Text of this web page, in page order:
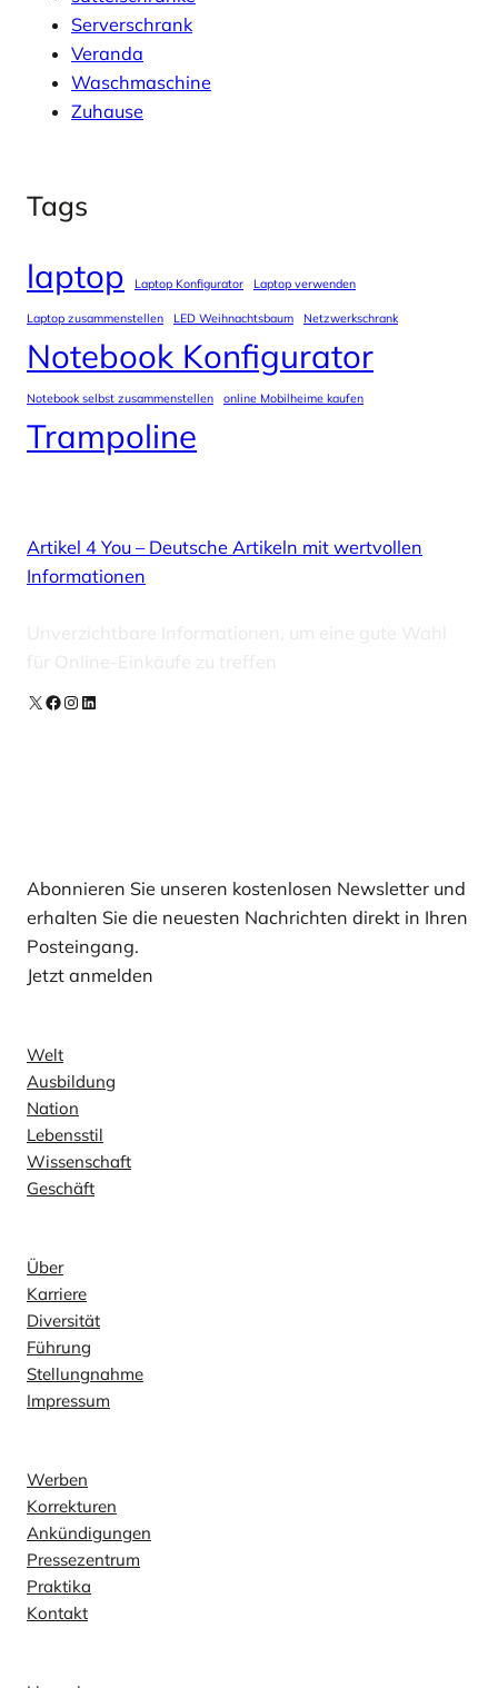
Serverschrank
Veranda
Waschmaschine
Zuhause
Tags
laptop Laptop Konfigurator Laptop verwenden
Laptop zusammenstellen LED Weihnachtsbaum Netzwerkschrank
Notebook Konfigurator
Notebook selbst zusammenstellen online Mobilheime kaufen
Trampoline
Artikel 4 You – Deutsche Artikeln mit wertvollen
Informationen
Unverzichtbare Informationen, um eine gute Wahl
für Online-Einkäufe zu treffen
X Facebook
Instagram
LinkedIn
Abonnieren Sie unseren kostenlosen Newsletter und
erhalten Sie die neuesten Nachrichten direkt in Ihren
Posteingang.
Jetzt anmelden
Welt
Ausbildung
Nation
Lebensstil
Wissenschaft
Geschäft
Über
Karriere
Diversität
Führung
Stellungnahme
Impressum
Werben
Korrekturen
Ankündigungen
Pressezentrum
Praktika
Kontakt